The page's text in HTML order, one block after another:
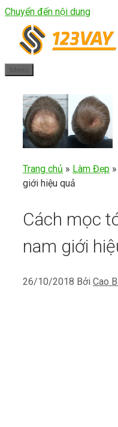
Chuyển đến nội dung
Trang chủ » Làm Đẹp »
giới hiệu quả
Cách mọc
nam giới
26/10/2018 Bởi Cao